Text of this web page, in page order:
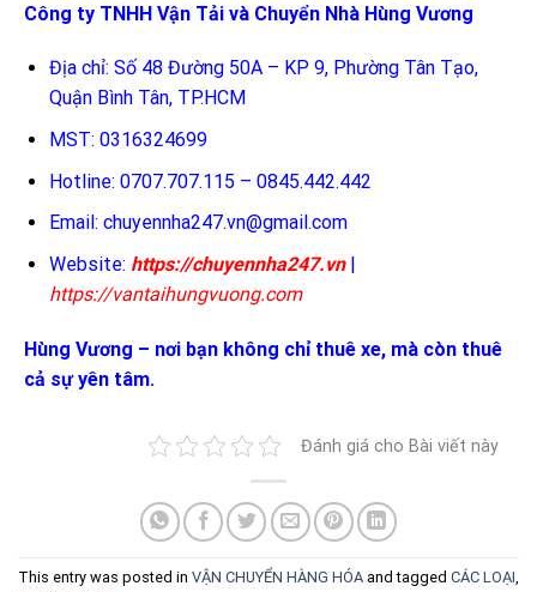
Công ty TNHH Vận Tải và Chuyển Nhà Hùng Vương
Địa chỉ: Số 48 Đường 50A – KP 9, Phường Tân Tạo,
Quận Bình Tân, TP.HCM
MST: 0316324699
Hotline: 0707.707.115 – 0845.442.442
Email: chuyennha247.vn@gmail.com
Website: https://chuyennha247.vn|
https://vantaihungvuong.com
Hùng Vương – nơi bạn không chỉ thuê xe, mà còn thuê
cả sự yên tâm.
Đánh giá cho Bài viết này
This entry was posted in VẬN CHUYỂN HÀNG HÓA and tagged CÁC LOẠI,